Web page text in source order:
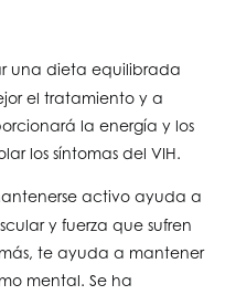
una dieta equilibrada
el tratamiento y a
la energía y los
los síntomas del VIH.
activo ayuda a
y fuerza que sufren
te ayuda a mantener
mental. Se ha